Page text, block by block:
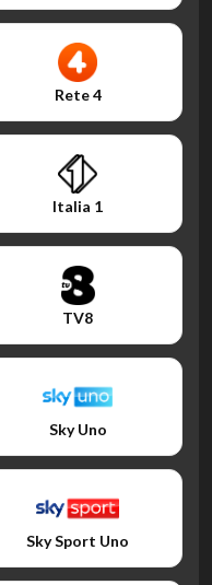
Rete 4
Italia 1
TV8
Sky Uno
Sky Sport Uno